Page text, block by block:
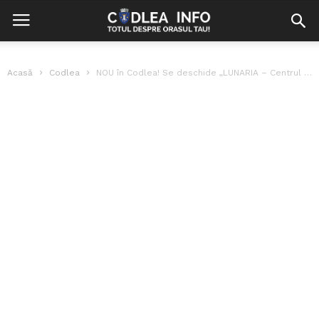
Acasă Codlea NOU în Codlea! Se deschide „LUNARIA – Centrul de excelență și educație...